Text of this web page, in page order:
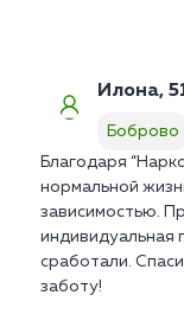
Илона,
Боброво
Благодаря
нормальной
зависимостью.
индивидуальная
сработали.
заботу!